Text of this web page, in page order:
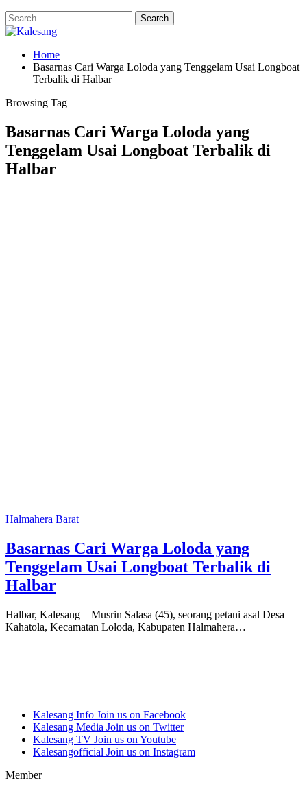
Home
Basarnas Cari Warga Loloda yang Tenggelam Usai Longboat
Terbalik di Halbar
Browsing Tag
Basarnas Cari Warga Loloda yang
Tenggelam Usai Longboat Terbalik di
Halbar
Halmahera Barat
Basarnas Cari Warga Loloda yang
Tenggelam Usai Longboat Terbalik di
Halbar
Halbar, Kalesang – Musrin Salasa (45), seorang petani asal Desa
Kahatola, Kecamatan Loloda, Kabupaten Halmahera…
Kalesang Info Join us on Facebook
Kalesang Media Join us on Twitter
Kalesang TV Join us on Youtube
Kalesangofficial Join us on Instagram
Member